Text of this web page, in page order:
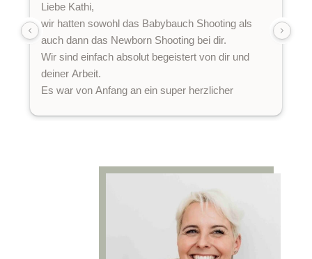
Liebe Kathi,
wir hatten sowohl das Babybauch Shooting als
auch dann das Newborn Shooting bei dir.
Wir sind einfach absolut begeistert von dir und
deiner Arbeit.
Es war von Anfang an ein super herzlicher
spitze.. Ungezwungen, natürlich, lustig und von
deiner Seite aus äußerst feinfühlig.
Dies alles ist auch bei den traumhaften Bildern zu
Danke für deine sympathische, spritzige und